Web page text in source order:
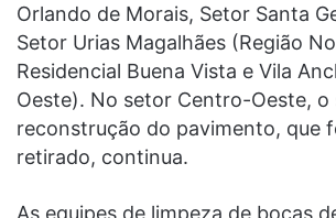
Orlando de Morais, Setor Santa
Setor Urias Magalhães (Região
Residencial Buena Vista e Vila
Oeste). No setor Centro-Oeste, o
reconstrução do pavimento, que
retirado, continua.
As equipes de limpeza de bocas